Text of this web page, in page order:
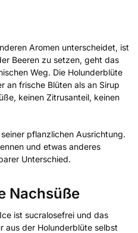
Aromen unterscheidet, ist
Beeren zu setzen, geht das
Weg. Die Holunderblüte
an frische Blüten als an Sirup
keinen Zitrusanteil, keinen
pflanzlichen Ausrichtung.
und etwas anderes
Unterschied.
Nachsüße
ist sucralosefrei und das
aus der Holunderblüte selbst